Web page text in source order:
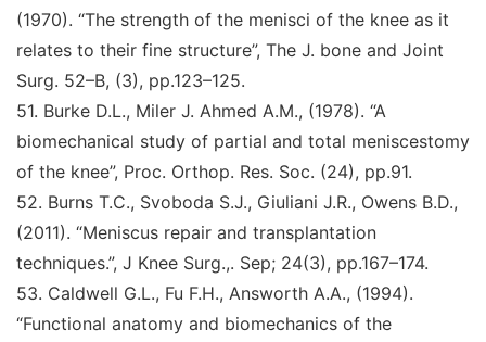
(1970). “The strength of the menisci of the knee as it
relates to their fine structure”, The J. bone and Joint
Surg. 52–B, (3), pp.123–125.
51. Burke D.L., Miler J. Ahmed A.M., (1978). “A
biomechanical study of partial and total meniscestomy
of the knee”, Proc. Orthop. Res. Soc. (24), pp.91.
52. Burns T.C., Svoboda S.J., Giuliani J.R., Owens B.D.,
(2011). “Meniscus repair and transplantation
techniques.”, J Knee Surg.,. Sep; 24(3), pp.167–174.
53. Caldwell G.L., Fu F.H., Answorth A.A., (1994).
“Functional anatomy and biomechanics of the